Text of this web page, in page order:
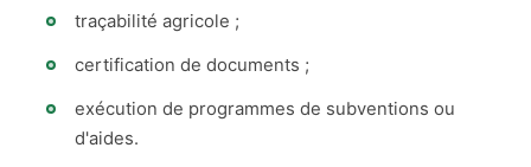
traçabilité agricole ;
certification de documents ;
exécution de programmes de subventions ou
d'aides.